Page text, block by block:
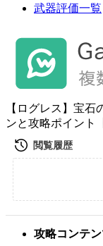
武器評価一覧
【ログレス】宝
ンと攻略ポイント
攻略コンテン